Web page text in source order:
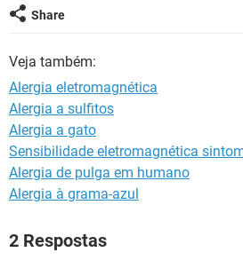
mas s tenho q permanecer
relaxantes musculares e antieméticos.
Alguém conhece algum profissional
possa me orientar no tratamento e
queira estudar o meu caso ?
Fico no aguardo, Gratidão
Share
Veja também:
Alergia eletromagnética
Alergia a sulfitos
Alergia a gato
Sensibilidade eletromagnética
Alergia de pulga em humano
Alergia à grama-azul
2 Respostas